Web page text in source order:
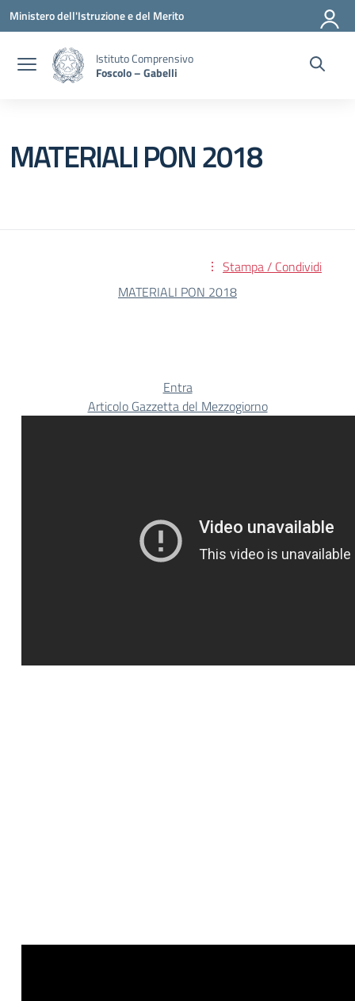
Vai ai contenuti
Vai al menu di navigazione
Vai al footer
Ministero dell'Istruzione e del Merito
Istituto Comprensivo
Foscolo – Gabelli
MATERIALI PON 2018
Stampa / Condividi
MATERIALI PON 2018
Entra
Articolo Gazzetta del Mezzogiorno